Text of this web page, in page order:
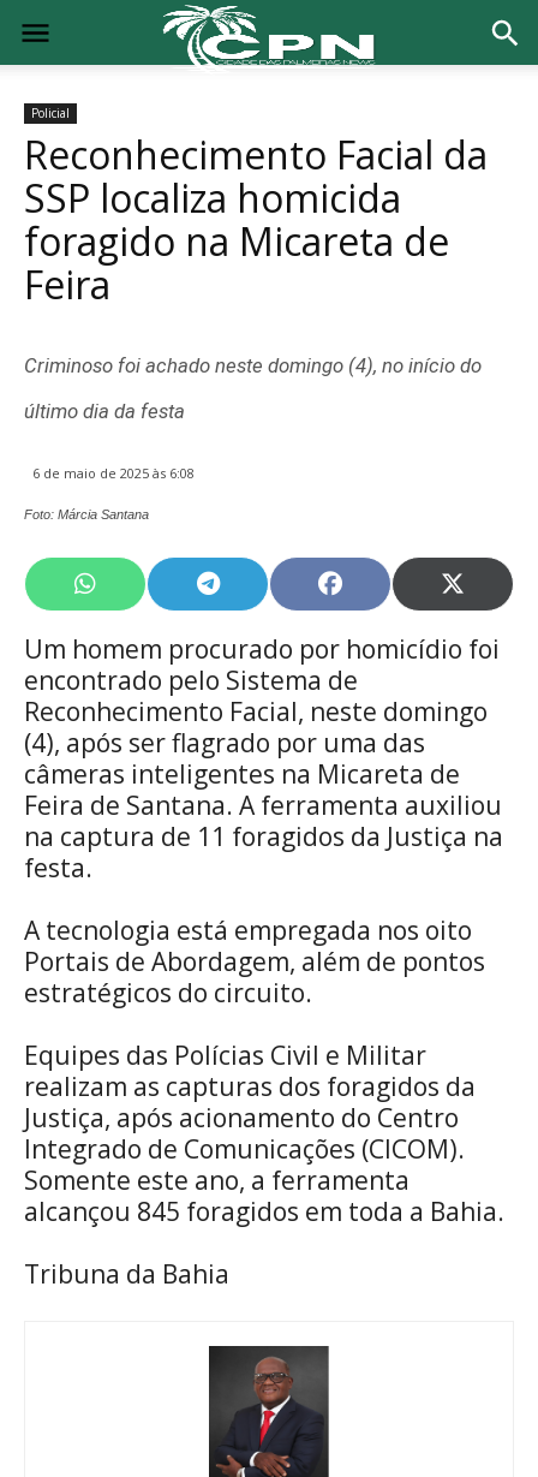
Policial
Reconhecimento Facial da
SSP localiza homicida
foragido na Micareta de
Feira
Criminoso foi achado neste domingo (4), no início do
último dia da festa
6 de maio de 2025 às 6:08
Foto: Márcia Santana
Share
on
WhatsApp
Share
on
Telegram
Share
on
Facebook
Share
on
X
Um homem procurado por homicídio foi
encontrado pelo Sistema de
Reconhecimento Facial, neste domingo
(4), após ser flagrado por uma das
câmeras inteligentes na Micareta de
Feira de Santana. A ferramenta auxiliou
na captura de 11 foragidos da Justiça na
festa.
A tecnologia está empregada nos oito
Portais de Abordagem, além de pontos
estratégicos do circuito.
Equipes das Polícias Civil e Militar
realizam as capturas dos foragidos da
Justiça, após acionamento do Centro
Integrado de Comunicações (CICOM).
Somente este ano, a ferramenta
alcançou 845 foragidos em toda a Bahia.
Tribuna da Bahia